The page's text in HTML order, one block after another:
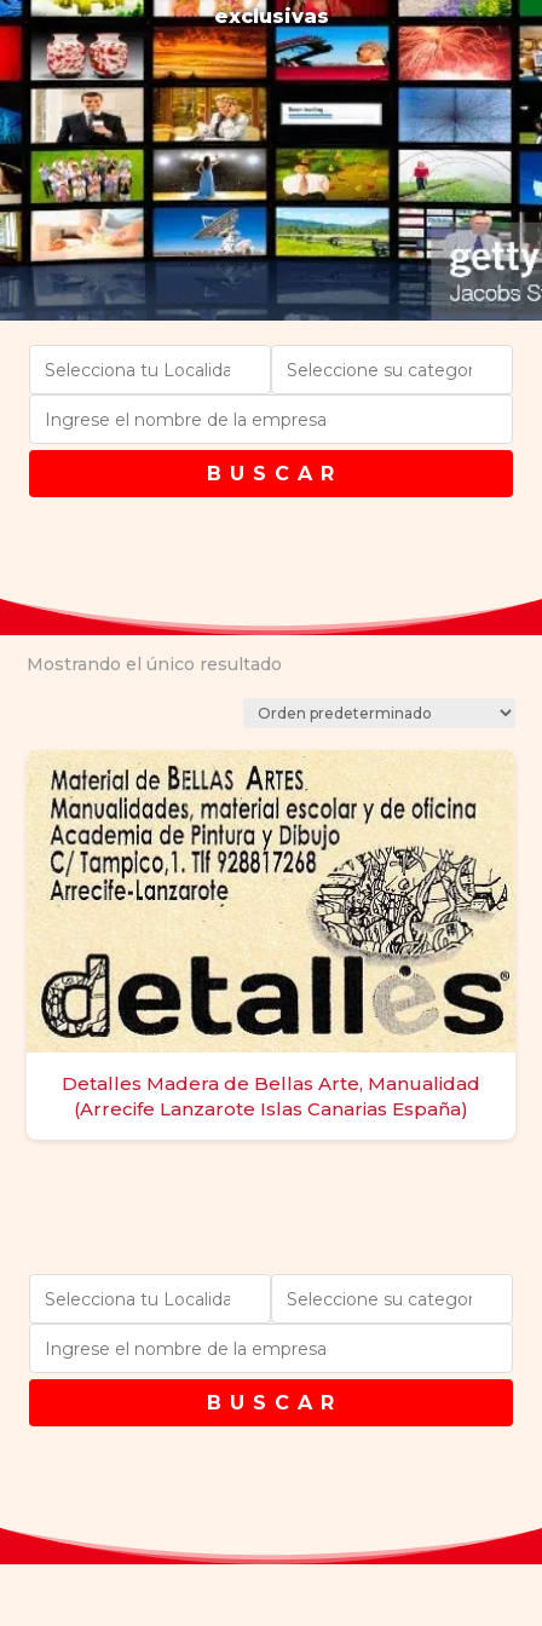
exclusivas
B U S C A R
Mostrando el único resultado
Detalles Madera de Bellas Arte, Manualidad
(Arrecife Lanzarote Islas Canarias España)
B U S C A R